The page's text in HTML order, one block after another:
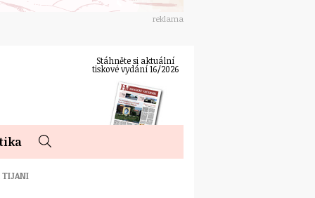
reklama
Stáhněte si aktuální
tiskové vydání 16/2026
TIJANI